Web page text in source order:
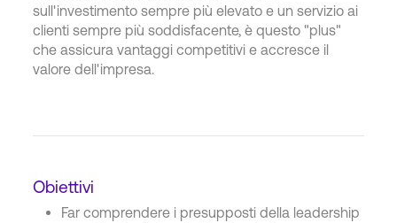
sull'investimento sempre più elevato e un servizio ai
clienti sempre più soddisfacente, è questo "plus"
che assicura vantaggi competitivi e accresce il
valore dell'impresa.
Obiettivi
Far comprendere i presupposti della leadership